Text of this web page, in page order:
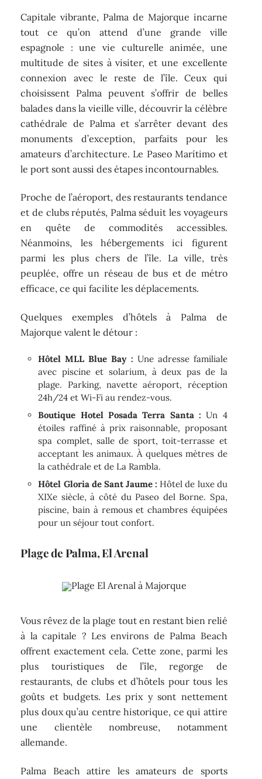
Capitale vibrante, Palma de Majorque incarne
tout ce qu’on attend d’une grande ville
espagnole : une vie culturelle animée, une
multitude de sites à visiter, et une excellente
connexion avec le reste de l’île. Ceux qui
choisissent Palma peuvent s’offrir de belles
balades dans la vieille ville, découvrir la célèbre
cathédrale de Palma et s’arrêter devant des
monuments d’exception, parfaits pour les
amateurs d’architecture. Le Paseo Marítimo et
le port sont aussi des étapes incontournables.
Proche de l’aéroport, des restaurants tendance
et de clubs réputés, Palma séduit les voyageurs
en quête de commodités accessibles.
Néanmoins, les hébergements ici figurent
parmi les plus chers de l’île. La ville, très
peuplée, offre un réseau de bus et de métro
efficace, ce qui facilite les déplacements.
Quelques exemples d’hôtels à Palma de
Majorque valent le détour :
Hôtel MLL Blue Bay : Une adresse familiale
avec piscine et solarium, à deux pas de la
plage. Parking, navette aéroport, réception
24h/24 et Wi-Fi au rendez-vous.
Boutique Hotel Posada Terra Santa : Un 4
étoiles raffiné à prix raisonnable, proposant
spa complet, salle de sport, toit-terrasse et
acceptant les animaux. À quelques mètres de
la cathédrale et de La Rambla.
Hôtel Gloria de Sant Jaume : Hôtel de luxe du
XIXe siècle, à côté du Paseo del Borne. Spa,
piscine, bain à remous et chambres équipées
pour un séjour tout confort.
Plage de Palma, El Arenal
Plage El Arenal à Majorque
Vous rêvez de la plage tout en restant bien relié
à la capitale ? Les environs de Palma Beach
offrent exactement cela. Cette zone, parmi les
plus touristiques de l’île, regorge de
restaurants, de clubs et d’hôtels pour tous les
goûts et budgets. Les prix y sont nettement
plus doux qu’au centre historique, ce qui attire
une clientèle nombreuse, notamment
allemande.
Palma Beach attire les amateurs de sports